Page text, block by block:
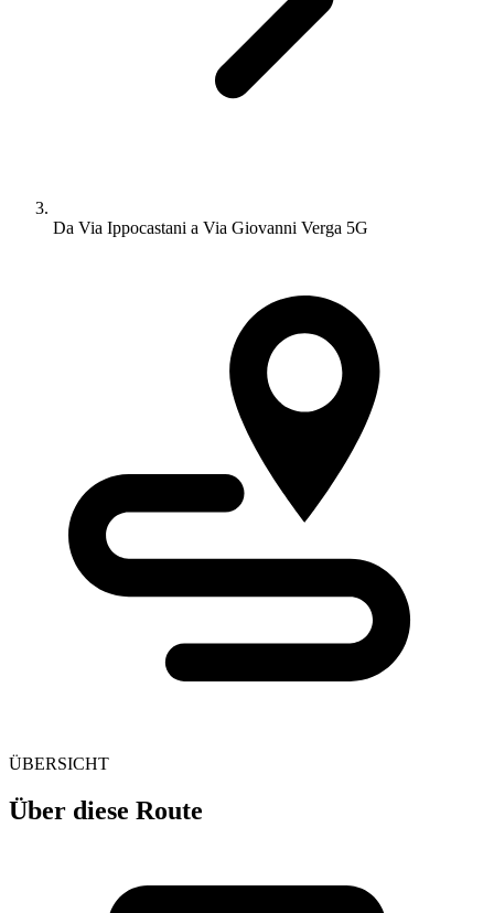
Da Via Ippocastani a Via Giovanni Verga 5G
ÜBERSICHT
Über diese Route